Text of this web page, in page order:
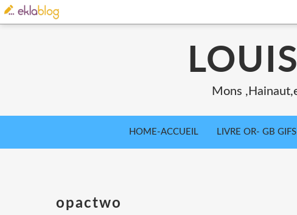
Mons
HOME-ACCUEIL LIVRE OR- GB GIFS
opactwo